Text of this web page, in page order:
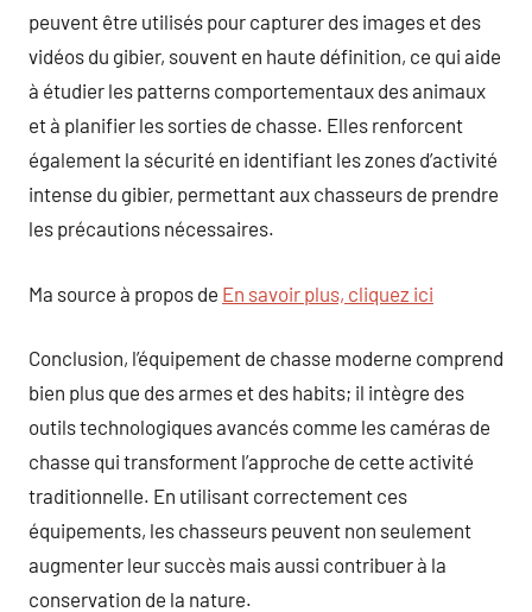
peuvent être utilisés pour capturer des images et des
vidéos du gibier, souvent en haute définition, ce qui aide
à étudier les patterns comportementaux des animaux
et à planifier les sorties de chasse. Elles renforcent
également la sécurité en identifiant les zones d’activité
intense du gibier, permettant aux chasseurs de prendre
les précautions nécessaires.
Ma source à propos de En savoir plus, cliquez ici
Conclusion, l’équipement de chasse moderne comprend
bien plus que des armes et des habits; il intègre des
outils technologiques avancés comme les caméras de
chasse qui transforment l’approche de cette activité
traditionnelle. En utilisant correctement ces
équipements, les chasseurs peuvent non seulement
augmenter leur succès mais aussi contribuer à la
conservation de la nature.